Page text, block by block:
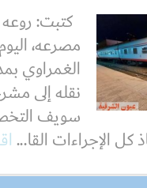
كتبت:
مصرعه،
الغمراوي
نقله إلى
سويف
كل الإجراءات القا...